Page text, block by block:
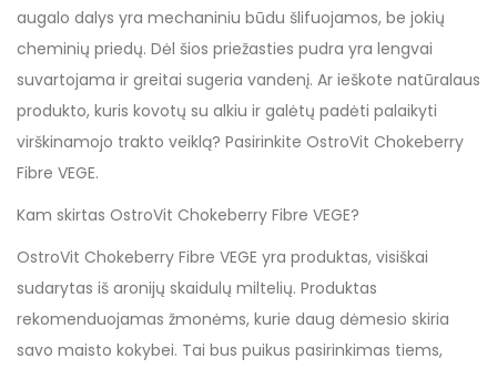
augalo dalys yra mechaniniu būdu šlifuojamos, be jokių
cheminių priedų. Dėl šios priežasties pudra yra lengvai
suvartojama ir greitai sugeria vandenį. Ar ieškote natūralaus
produkto, kuris kovotų su alkiu ir galėtų padėti palaikyti
virškinamojo trakto veiklą? Pasirinkite OstroVit Chokeberry
Fibre VEGE.
Kam skirtas OstroVit Chokeberry Fibre VEGE?
OstroVit Chokeberry Fibre VEGE yra produktas, visiškai
sudarytas iš aronijų skaidulų miltelių. Produktas
rekomenduojamas žmonėms, kurie daug dėmesio skiria
savo maisto kokybei. Tai bus puikus pasirinkimas tiems,